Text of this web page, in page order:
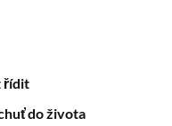
řídit
do života